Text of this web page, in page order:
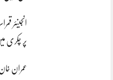
انجینئر
پر چکری میں 16 افراد کا کامیاب
عمران